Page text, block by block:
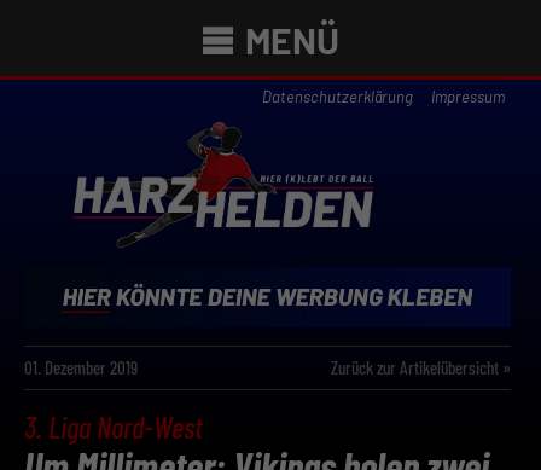
MENÜ
Datenschutzerklärung Impressum
01. Dezember 2019 Zurück zur Artikelübersicht »
3. Liga Nord-West